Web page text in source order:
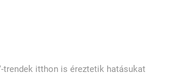
trendek itthon is éreztetik hatásukat